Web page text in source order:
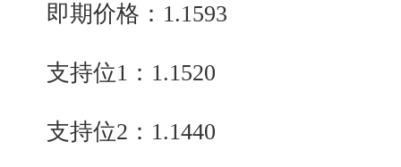
即期价格：1.1593
支持位1：1.1520
支持位2：1.1440